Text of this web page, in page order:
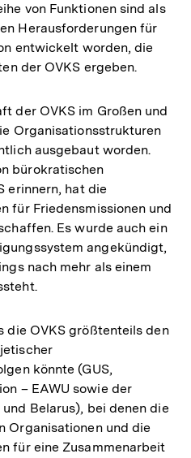
von Funktionen sind als
Herausforderungen für
entwickelt worden, die
der OVKS ergeben.
der OVKS im Großen und
Organisationsstrukturen
ausgebaut worden.
bürokratischen
erinnern, hat die
für Friedensmissionen und
Es wurde auch ein
angekündigt,
nach mehr als einem
die OVKS größtenteils den
könnte (GUS,
– EAWU sowie der
Belarus), bei denen die
Organisationen und die
für eine Zusammenarbeit